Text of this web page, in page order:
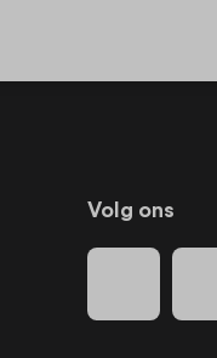
Volg ons